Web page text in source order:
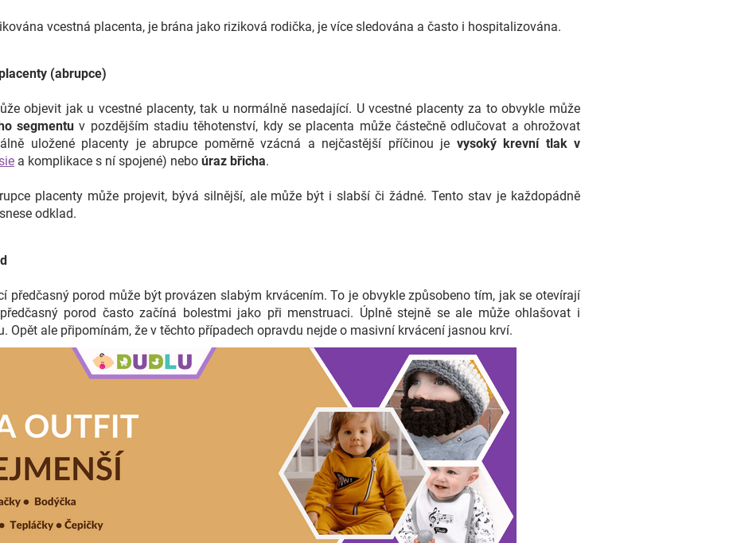
vcestná placenta, je brána jako riziková rodička, je více sledována a často i hospitalizována.
(abrupce)
objevit jak u vcestné placenty, tak u normálně nasedající. U vcestné placenty za to obvykle může
segmentu v pozdějším stadiu těhotenství, kdy se placenta může částečně odlučovat a ohrožovat
uložené placenty je abrupce poměrně vzácná a nejčastější příčinou je vysoký krevní tlak v
a komplikace s ní spojené) nebo úraz břicha.
placenty může projevit, bývá silnější, ale může být i slabší či žádné. Tento stav je každopádně
odklad.
předčasný porod může být provázen slabým krvácením. To je obvykle způsobeno tím, jak se otevírají
porod často začíná bolestmi jako při menstruaci. Úplně stejně se ale může ohlašovat i
Opět ale připomínám, že v těchto případech opravdu nejde o masivní krvácení jasnou krví.